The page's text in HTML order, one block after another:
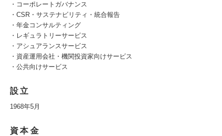
・コーポレートガバナンス
・CSR・サステナビリティ・統合報告
・年金コンサルティング
・レギュラトリーサービス
・アシュアランスサービス
・資産運用会社・機関投資家向けサービス
・公共向けサービス
設立
1968年5月
資本金